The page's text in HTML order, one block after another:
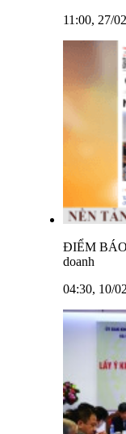
11:00, 27/
ĐIỂM BÁO
doanh
04:30, 10/